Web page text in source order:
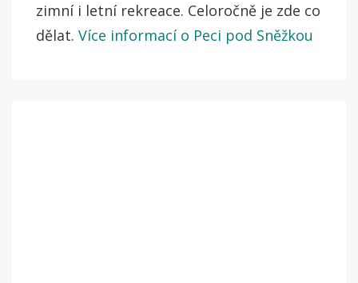
zimní i letní rekreace. Celoročně je zde co
dělat. Více informací o Peci pod Sněžkou